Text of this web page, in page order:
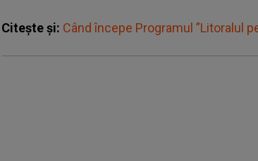
Citește și: Când începe Programul ”Litoralul